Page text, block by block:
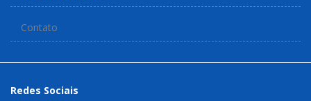
Contato
Redes Sociais